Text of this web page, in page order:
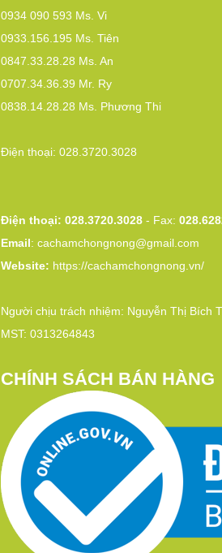
0934 090 593 Ms. Vi
0933.156.195 Ms. Tiên
0847.33.28.28 Ms. An
0707.34.36.39 Mr. Ry
0838.14.28.28 Ms. Phương Thi
Điện thoại: 028.3720.3028
Điện thoại: 028.3720.3028 - Fax:
Email: cachamchongnong@gmail.com
Website: https://cachamchongnong.vn/
Người chịu trách nhiệm: Nguyễn Thị Bích
MST: 0313264843
CHÍNH SÁCH BÁN HÀNG